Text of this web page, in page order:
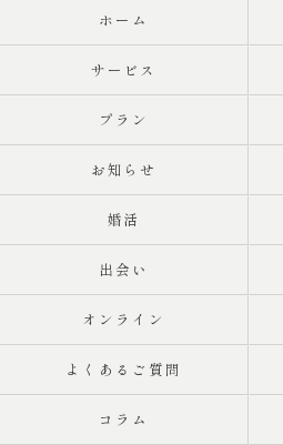
ホーム
サービス
プラン
お知らせ
婚活
出会い
オンライン
よくあるご質問
コラム